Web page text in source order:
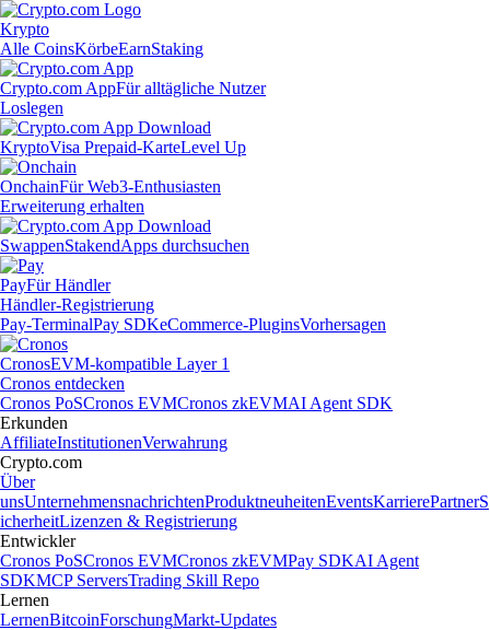
Krypto
Alle CoinsKörbeEarnStaking
Crypto.com AppFür alltägliche Nutzer
Loslegen
KryptoVisa Prepaid-KarteLevel Up
OnchainFür Web3-Enthusiasten
Erweiterung erhalten
SwappenStakendApps durchsuchen
PayFür Händler
Händler-Registrierung
Pay-TerminalPay SDKeCommerce-PluginsVorhersagen
CronosEVM-kompatible Layer 1
Cronos entdecken
Cronos PoSCronos EVMCronos zkEVMAI Agent SDK
Erkunden
AffiliateInstitutionenVerwahrung
Crypto.com
Über
unsUnternehmensnachrichtenProduktneuheitenEventsKarrierePartnerS
icherheitLizenzen & Registrierung
Entwickler
Cronos PoSCronos EVMCronos zkEVMPay SDKAI Agent
SDKMCP ServersTrading Skill Repo
Lernen
LernenBitcoinForschungMarkt-Updates